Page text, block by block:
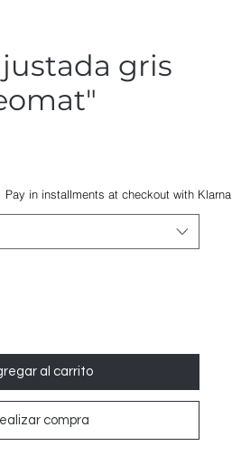
gris
al carrito
compra
Pay in installments at checkout with Klarna